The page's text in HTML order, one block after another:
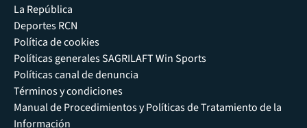
La República
Deportes RCN
Política de cookies
Políticas generales SAGRILAFT Win Sports
Políticas canal de denuncia
Términos y condiciones
Manual de Procedimientos y Políticas de Tratamiento de la
Información